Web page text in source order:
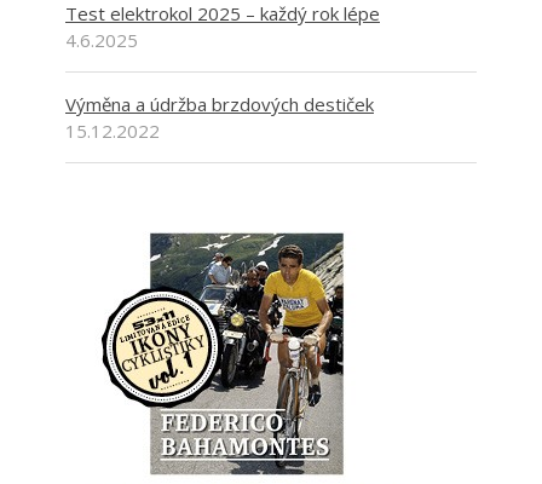
Test elektrokol 2025 – každý rok lépe
4.6.2025
Výměna a údržba brzdových destiček
15.12.2022